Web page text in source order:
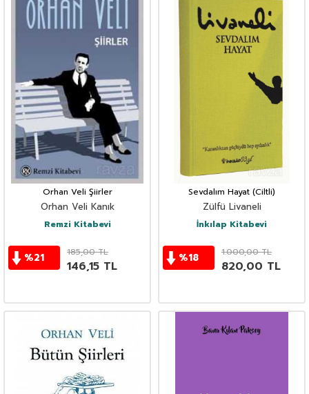
Orhan Veli Şiirler
Orhan Veli Kanık
Remzi Kitabevi
%21 185,00TL
146,15 TL
Sevdalım Hayat (Ciltli)
Zülfü Livaneli
İnkılap Kitabevi
%18 1.000,00TL
820,00 TL